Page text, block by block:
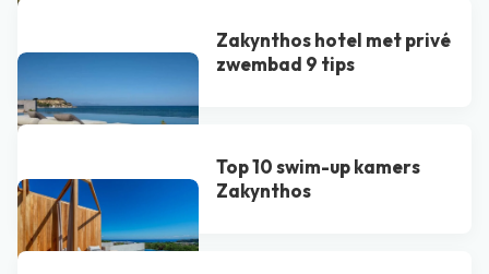
Zakynthos hotel met privé
zwembad 9 tips
Top 10 swim-up kamers
Zakynthos